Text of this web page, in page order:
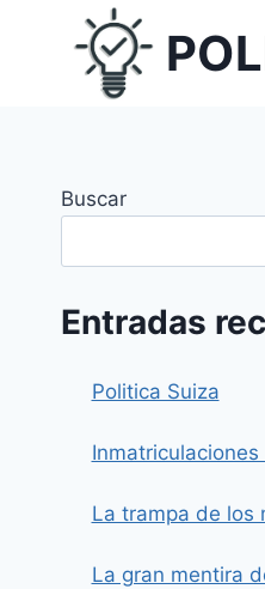
contenido
Buscar
Entradas
Politica Suiza
La trampa de los
La gran mentira